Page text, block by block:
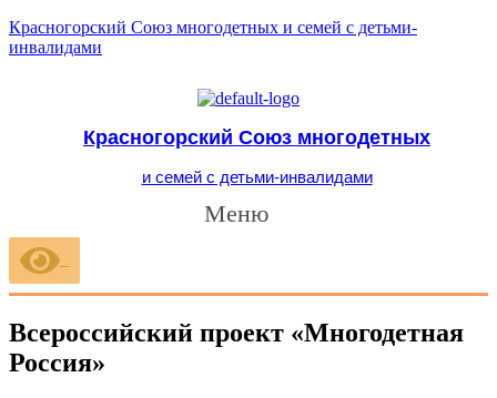
Красногорский Союз многодетных и семей с детьми-
инвалидами
Красногорский Союз многодетных
и семей с детьми-инвалидами
Меню
Всероссийский проект «Многодетная
Россия»